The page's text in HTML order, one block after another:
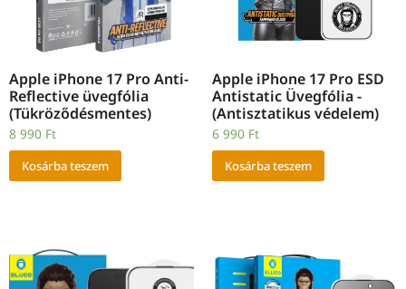
Apple iPhone 17 Pro Anti-
Reflective üvegfólia
(Tükröződésmentes)
8 990 Ft
Kosárba teszem
Apple iPhone 17 Pro ESD
Antistatic Üvegfólia -
(Antisztatikus védelem)
6 990 Ft
Kosárba teszem